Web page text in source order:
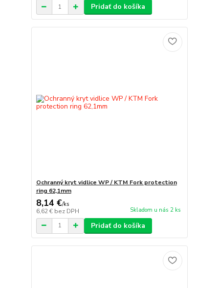
Pridať do košíka
Ochranný kryt vidlice WP / KTM Fork protection
ring 62,1mm
8,14 €/ks
6,62 € bez DPH Skladom u nás 2 ks
Pridať do košíka